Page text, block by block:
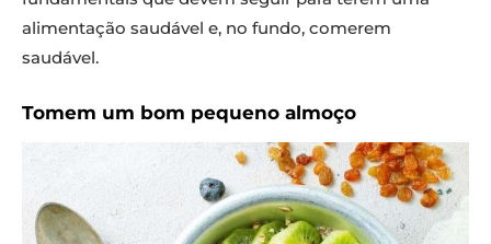
alimentação saudável e, no fundo, comerem
saudável.
Tomem um bom pequeno almoço